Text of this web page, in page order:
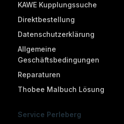
KAWE Kupplungssuche
Direktbestellung
Datenschutzerklärung
Allgemeine
Geschäftsbedingungen
Reparaturen
Thobee Malbuch Lösung
Service Perleberg